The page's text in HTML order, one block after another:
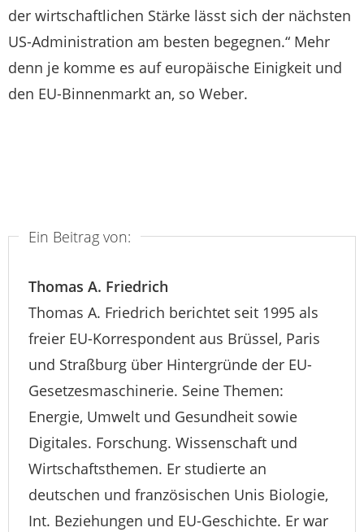
der wirtschaftlichen Stärke lässt sich der nächsten
US-Administration am besten begegnen.“ Mehr
denn je komme es auf europäische Einigkeit und
den EU-Binnenmarkt an, so Weber.
Ein Beitrag von:
Thomas A. Friedrich
Thomas A. Friedrich berichtet seit 1995 als
freier EU-Korrespondent aus Brüssel, Paris
und Straßburg über Hintergründe der EU-
Gesetzesmaschinerie. Seine Themen:
Energie, Umwelt und Gesundheit sowie
Digitales. Forschung. Wissenschaft und
Wirtschaftsthemen. Er studierte an
deutschen und französischen Unis Biologie,
Int. Beziehungen und EU-Geschichte. Er war